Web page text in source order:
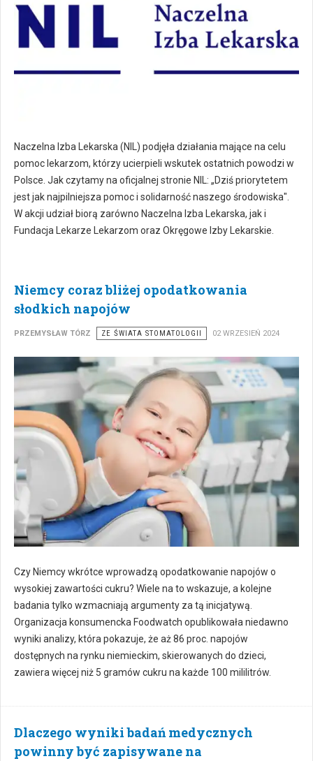
Naczelna Izba Lekarska (NIL) podjęła działania mające na celu
pomoc lekarzom, którzy ucierpieli wskutek ostatnich powodzi w
Polsce. Jak czytamy na oficjalnej stronie NIL: „Dziś priorytetem
jest jak najpilniejsza pomoc i solidarność naszego środowiska".
W akcji udział biorą zarówno Naczelna Izba Lekarska, jak i
Fundacja Lekarze Lekarzom oraz Okręgowe Izby Lekarskie.
Niemcy coraz bliżej opodatkowania
słodkich napojów
PRZEMYSŁAW TÓRZ ZE ŚWIATA STOMATOLOGII 02 WRZESIEŃ 2024
Czy Niemcy wkrótce wprowadzą opodatkowanie napojów o
wysokiej zawartości cukru? Wiele na to wskazuje, a kolejne
badania tylko wzmacniają argumenty za tą inicjatywą.
Organizacja konsumencka Foodwatch opublikowała niedawno
wyniki analizy, która pokazuje, że aż 86 proc. napojów
dostępnych na rynku niemieckim, skierowanych do dzieci,
zawiera więcej niż 5 gramów cukru na każde 100 mililitrów.
Dlaczego wyniki badań medycznych
powinny być zapisywane na